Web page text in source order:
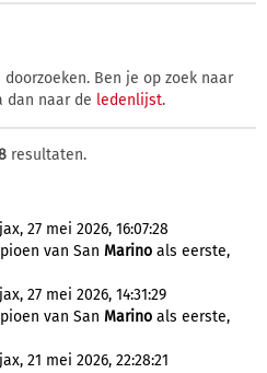
Ben je op zoek naar
dan naar de ledenlijst.
resultaten.
27 mei 2026, 16:07:28
van San Marino als eerste,
27 mei 2026, 14:31:29
van San Marino als eerste,
21 mei 2026, 22:28:21